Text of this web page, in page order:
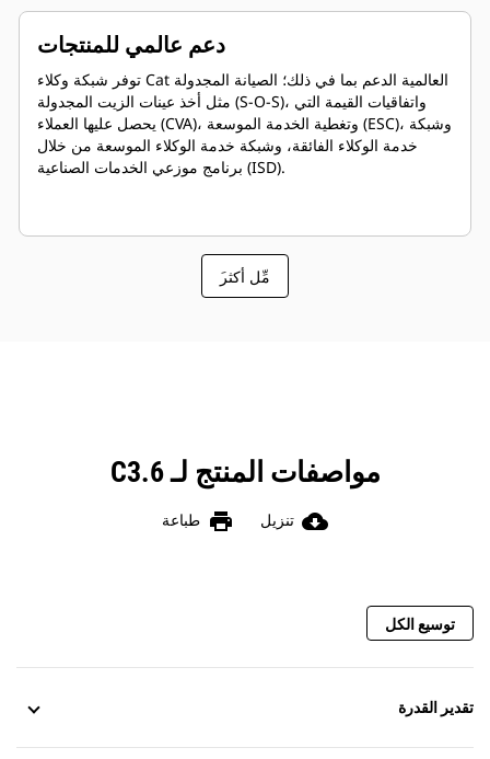
دعم عالمي للمنتجات
توفر شبكة وكلاء Cat العالمية الدعم بما في ذلك؛ الصيانة المجدولة
مثل أخذ عينات الزيت المجدولة (S-O-S)، واتفاقيات القيمة التي
يحصل عليها العملاء (CVA)، وتغطية الخدمة الموسعة (ESC)، وشبكة
خدمة الوكلاء الفائقة، وشبكة خدمة الوكلاء الموسعة من خلال
برنامج موزعي الخدمات الصناعية (ISD).
َمِّل أكثر
مواصفات المنتج لـ C3.6
cloud_download تنزيل print طباعة
توسيع الكل
تقدير القدرة